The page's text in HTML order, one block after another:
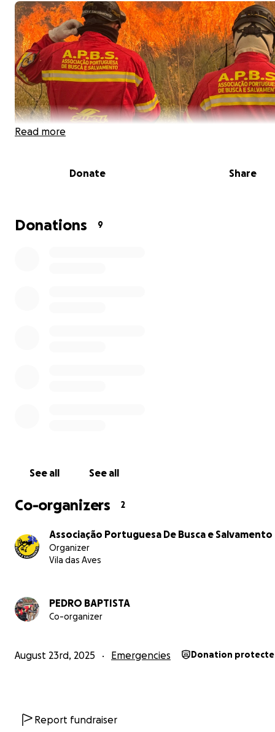
Read more
Donate Share
Donations 9
See all See all
Co-organizers 2
Associação Portuguesa De Busca e Salvamento
Organizer
Vila das Aves
PEDRO BAPTISTA
Co-organizer
August 23rd, 2025 Emergencies Donation
Report fundraiser